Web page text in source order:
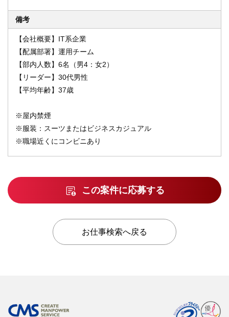
備考
【会社概要】IT系企業
【配属部署】運用チーム
【部内人数】6名（男4：女2）
【リーダー】30代男性
【平均年齢】37歳
※屋内禁煙
※服装：スーツまたはビジネスカジュアル
※職場近くにコンビニあり
この案件に応募する
お仕事検索へ戻る